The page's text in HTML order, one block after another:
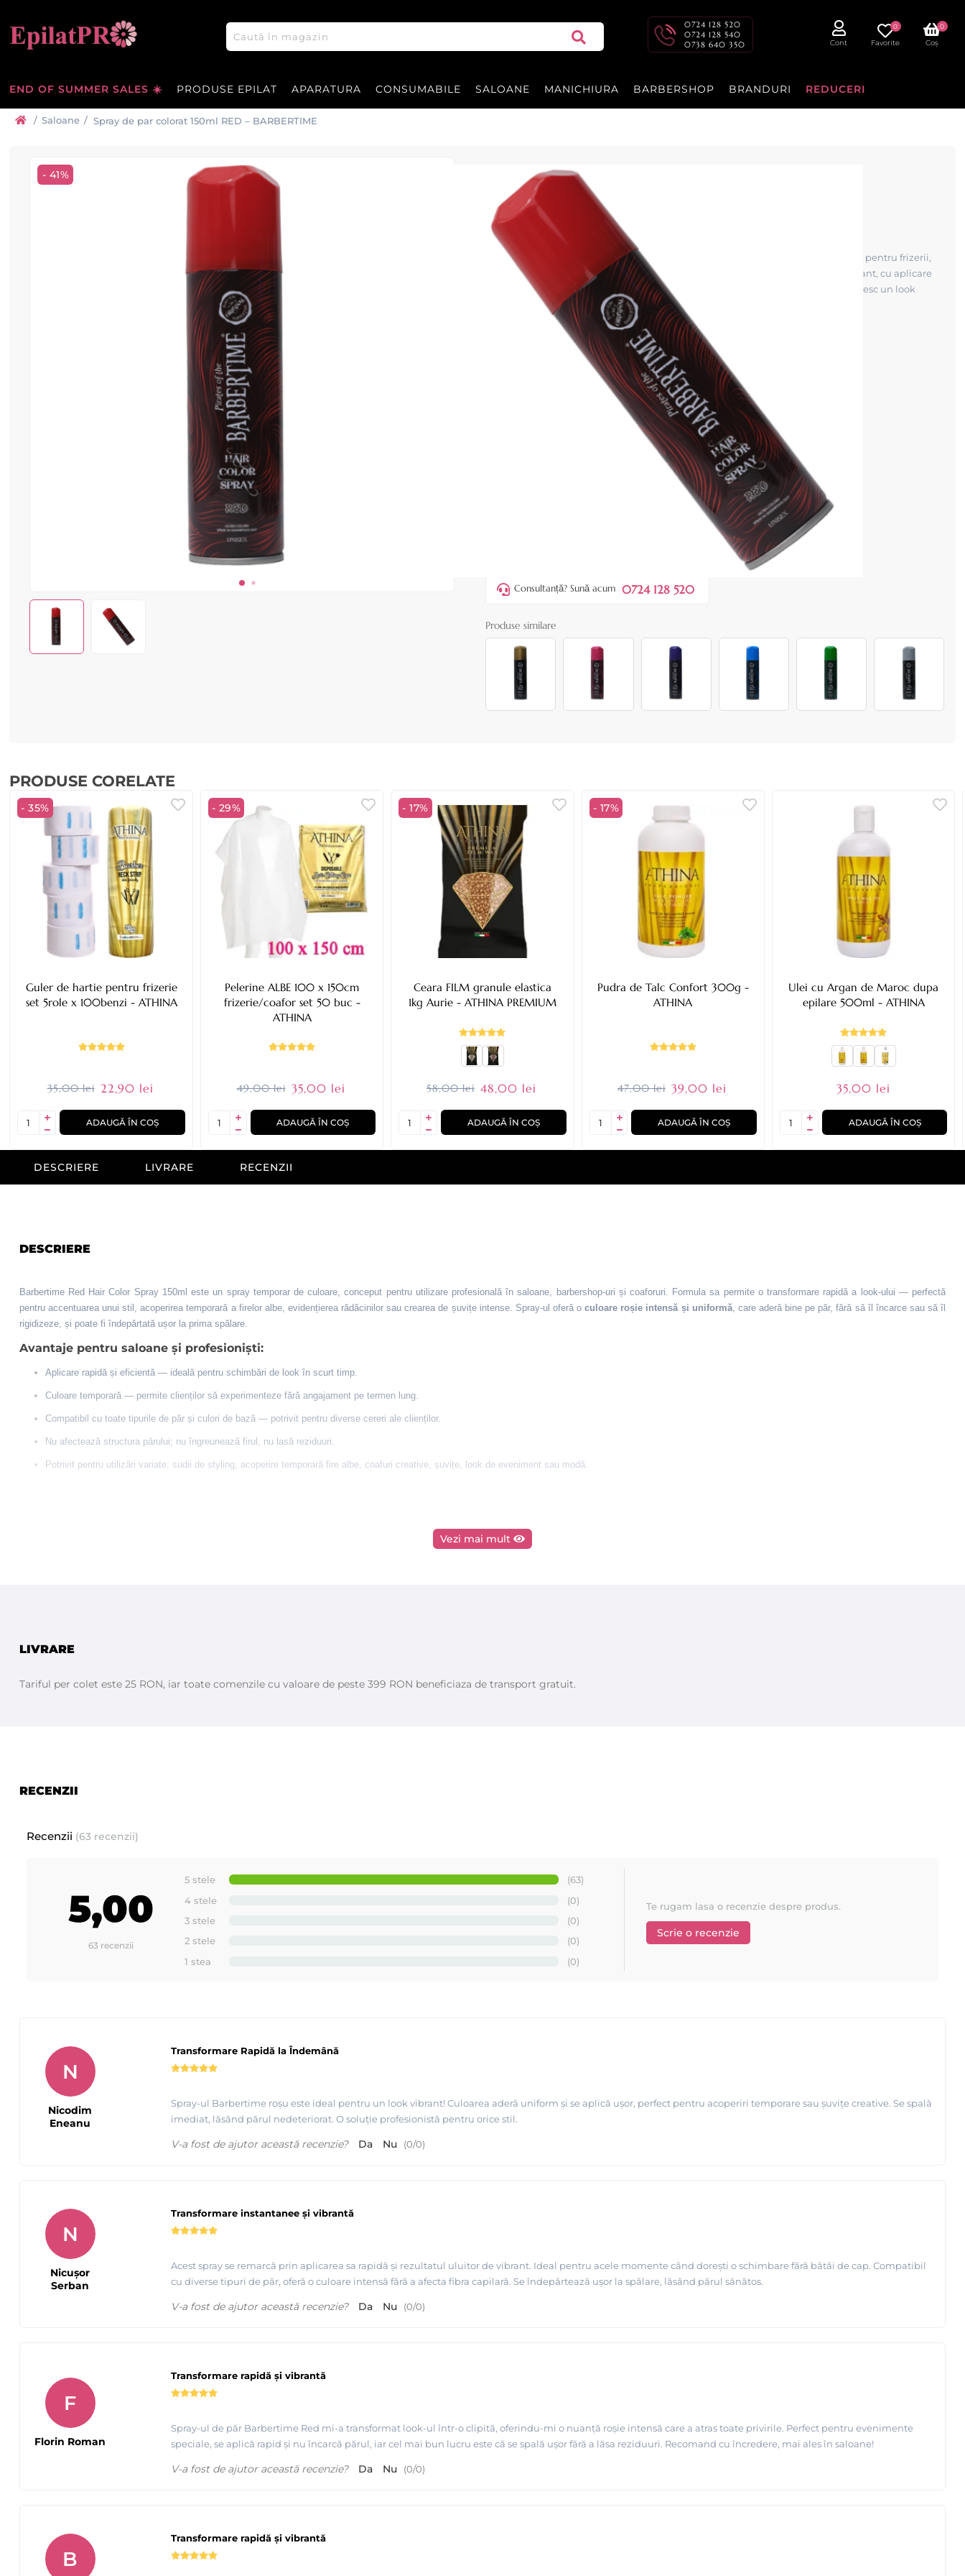
0724 128 520
0724 128 540
0738 640 350
Cont Favorite
0
Coș
0
END OF SUMMER SALES ☀️ PRODUSE EPILAT APARATURA CONSUMABILE SALOANE MANICHIURA BARBERSHOP BRANDURI REDUCERI
/ Saloane / Spray de par colorat 150ml RED – BARBERTIME
- 41%
Spray de par colorat 150ml RED –
BARBERTIME
Barbertime Red Hair Color Spray 150ml este un spray colorant profesional, perfect pentru frizerii,
barber‑shopuri și saloane de coafură. Oferă o nuanță roșie vibrantă și intensă instant, cu aplicare
rapidă, fără a deteriora structura naturală a părului — ideal pentru clienți care doresc un look
temporar, modern și de impact.
63 recenzii| Adăugați recenzia dvs.
0,20 lei💸
Consultanță? Sună acum 0724 128 520
Produse similare
PRODUSE CORELATE
- 35%
Guler de hartie pentru frizerie
set 5role x 100benzi - ATHINA
35,00 lei 22,90 lei
ADAUGĂ ÎN COȘ
- 29%
Pelerine ALBE 100 x 150cm
frizerie/coafor set 50 buc -
ATHINA
49,00 lei 35,00 lei
ADAUGĂ ÎN COȘ
- 17%
Ceara FILM granule elastica
1kg Aurie - ATHINA PREMIUM
58,00 lei 48,00 lei
ADAUGĂ ÎN COȘ
- 17%
Pudra de Talc Confort 300g -
ATHINA
47,00 lei 39,00 lei
ADAUGĂ ÎN COȘ
Ulei cu Argan de Maroc dupa
epilare 500ml - ATHINA
35,00 lei
ADAUGĂ ÎN COȘ
DESCRIERE LIVRARE RECENZII
DESCRIERE
Barbertime Red Hair Color Spray 150ml este un spray temporar de culoare, conceput pentru utilizare profesională în saloane, barbershop-uri și coaforuri. Formula sa permite o transformare rapidă a look‑ului — perfectă
pentru accentuarea unui stil, acoperirea temporară a firelor albe, evidențierea rădăcinilor sau crearea de șuvițe intense. Spray‑ul oferă oculoare roșie intensă și uniformă, care aderă bine pe păr, fără să îl încarce sau să îl
rigidizeze, și poate fi îndepărtată ușor la prima spălare.
Avantaje pentru saloane și profesioniști:
Aplicare rapidă și eficientă — ideală pentru schimbări de look în scurt timp.
Culoare temporară — permite clienților să experimenteze fără angajament pe termen lung.
Compatibil cu toate tipurile de păr și culori de bază — potrivit pentru diverse cereri ale clienților.
Nu afectează structura părului; nu îngreunează firul, nu lasă reziduuri.
Potrivit pentru utilizări variate: sudii de styling, acoperire temporară fire albe, coafuri creative, șuvițe, look de eveniment sau modă.
Vezi mai mult
LIVRARE
Tariful per colet este 25 RON, iar toate comenzile cu valoare de peste 399 RON beneficiaza de transport gratuit.
RECENZII
Recenzii (63 recenzii)
5,00
63 recenzii
5 stele
(63)
4 stele
(0)
3 stele
(0)
2 stele
(0)
1 stea
(0)
Te rugam lasa o recenzie despre produs.
Scrie o recenzie
Transformare Rapidă la Îndemână
Spray-ul Barbertime roșu este ideal pentru un look vibrant! Culoarea aderă uniform și se aplică ușor, perfect pentru acoperiri temporare sau șuvițe creative. Se spală
imediat, lăsând părul nedeteriorat. O soluție profesionistă pentru orice stil.
N
Nicodim
Eneanu
V-a fost de ajutor această recenzie?
Da Nu (0/0)
Transformare instantanee și vibrantă
Acest spray se remarcă prin aplicarea sa rapidă și rezultatul uluitor de vibrant. Ideal pentru acele momente când dorești o schimbare fără bătăi de cap. Compatibil
cu diverse tipuri de păr, oferă o culoare intensă fără a afecta fibra capilară. Se îndepărtează ușor la spălare, lăsând părul sănătos.
N
Nicușor
Serban
V-a fost de ajutor această recenzie?
Da Nu (0/0)
Transformare rapidă și vibrantă
Spray-ul de păr Barbertime Red mi-a transformat look-ul într-o clipită, oferindu-mi o nuanță roșie intensă care a atras toate privirile. Perfect pentru evenimente
speciale, se aplică rapid și nu încarcă părul, iar cel mai bun lucru este că se spală ușor fără a lăsa reziduuri. Recomand cu încredere, mai ales în saloane!
F
Florin Roman
V-a fost de ajutor această recenzie? Da Nu (0/0)
Transformare rapidă și vibrantă
B